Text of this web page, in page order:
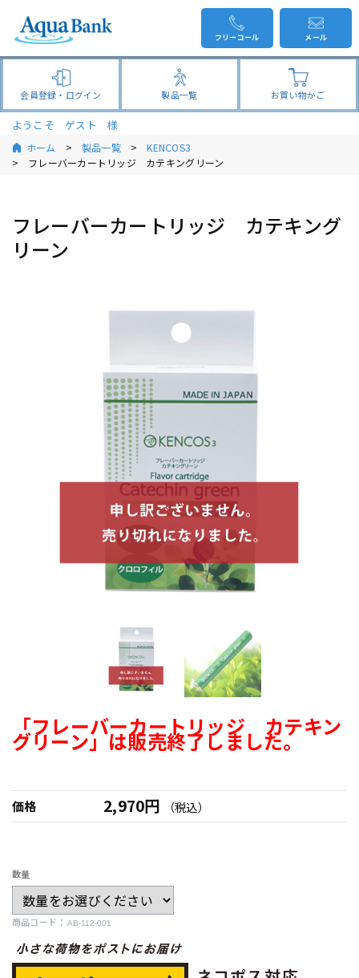
製品一覧
会員登録・ログイン お買い物かご
フリーコール メール
ようこそ ゲスト 様
ホーム 製品一覧
KENCOS3
フレーバーカートリッジ カテキングリーン
フレーバーカートリッジ カテキング
リーン
「フレーバーカートリッジ カテキン
グリーン」は販売終了しました。
価格 2,970円 （税込）
数量
商品コード：